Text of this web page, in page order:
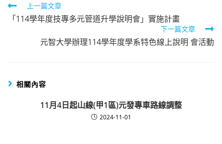
Read
more
上一篇文章
「114學年度技專多元管道升學說明會」實施計畫
下一篇文章
元智大學辦理114學年度學系特色線上說明 會活動
相關內容
11月4日起山線(甲1區)元發專車路線調整
2024-11-01